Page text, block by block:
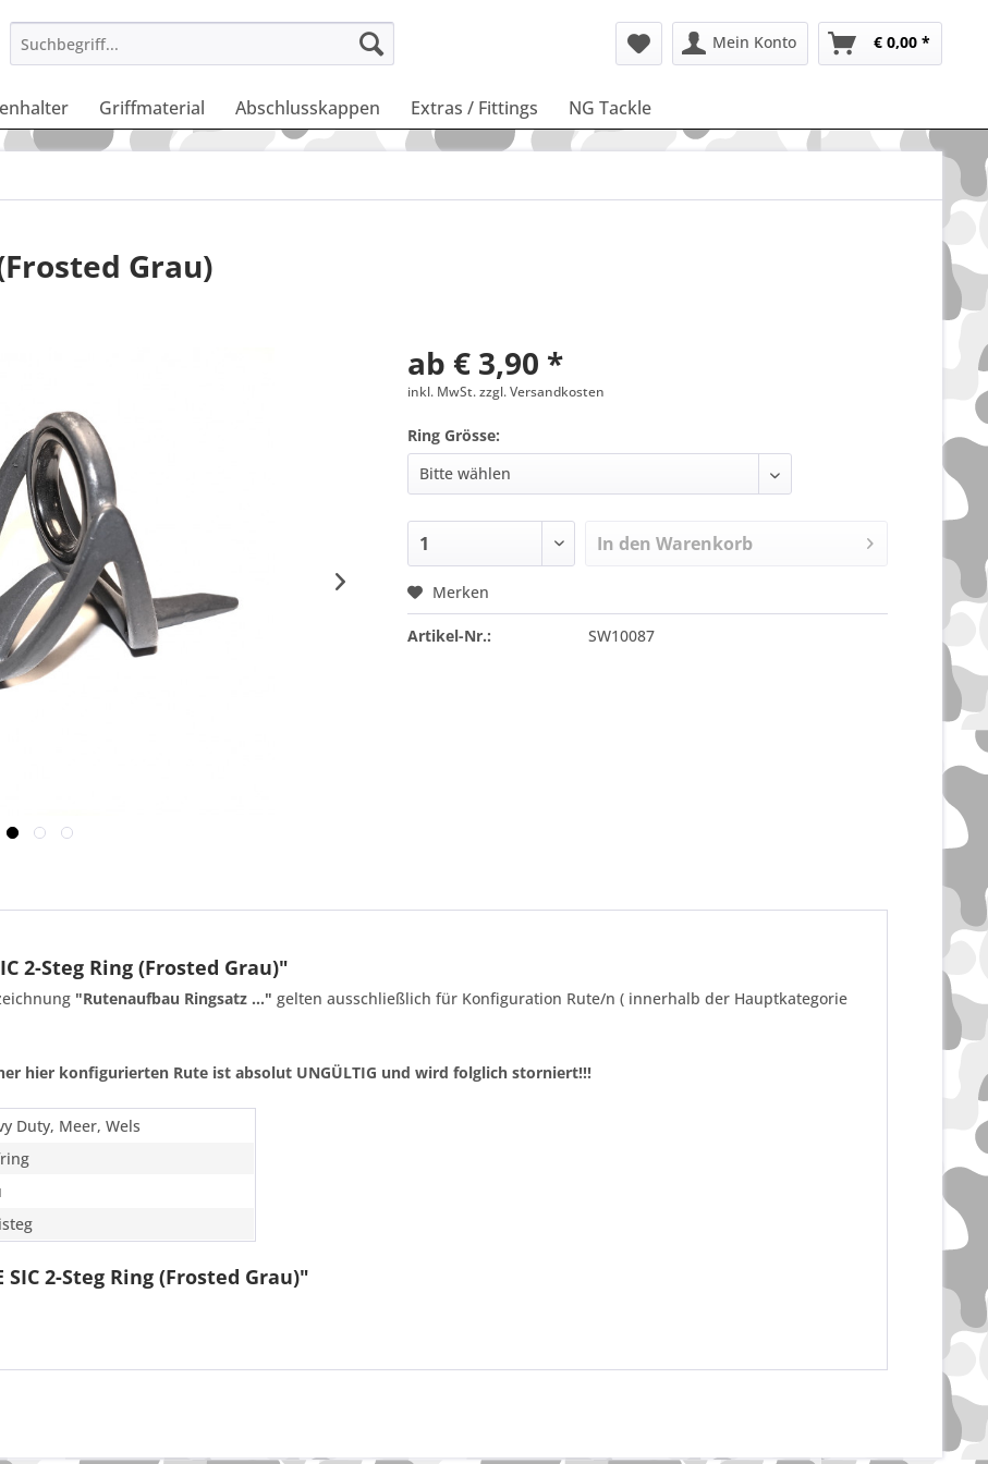
Mein Konto € 0,00 *
Griffmaterial Abschlusskappen Extras / Fittings NG Tackle
Grau)
ab € 3,90 *
inkl. MwSt. zzgl. Versandkosten
Ring Grösse:
In den Warenkorb
Merken
Artikel-Nr.: SW10087
2-Steg Ring (Frosted Grau)"
"Rutenaufbau Ringsatz ..." gelten ausschließlich für Konfiguration Rute/n ( innerhalb der Hauptkategorie
hier konfigurierten Rute ist absolut UNGÜLTIG und wird folglich storniert!!!
Duty, Meer, Wels
2-Steg Ring (Frosted Grau)"